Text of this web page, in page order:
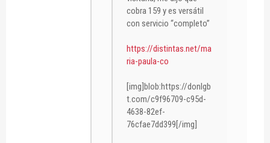
cobra 159 y es versátil
con servicio “completo”
https://distintas.net/ma
ria-paula-co
[img]blob:https://donlgb
t.com/c9f96709-c95d-
4638-82ef-
76cfae7dd399[/img]